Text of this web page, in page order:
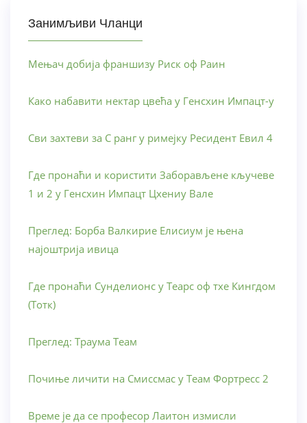
Занимљиви Чланци
Мењач добија франшизу Риск оф Раин
Како набавити нектар цвећа у Генсхин Импацт-у
Сви захтеви за С ранг у римејку Ресидент Евил 4
Где пронаћи и користити Заборављене кључеве
1 и 2 у Генсхин Импацт Цхениу Вале
Преглед: Борба Валкирие Елисиум је њена
најоштрија ивица
Где пронаћи Сунделионс у Теарс оф тхе Кингдом
(Тотк)
Преглед: Траума Теам
Почиње личити на Смиссмас у Теам Фортресс 2
Време је да се професор Лаитон измисли